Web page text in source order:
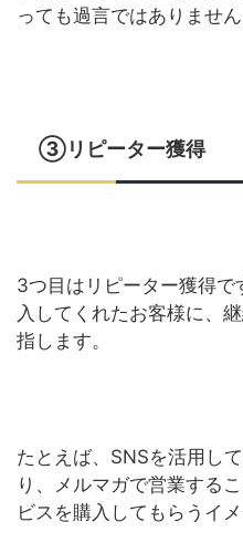
っても過言ではありません
③リピーター獲得
3つ目はリピーター獲得で
入してくれたお客様に、
指します。
たとえば、SNSを活用し
り、メルマガで営業する
ビスを購入してもらうイメ